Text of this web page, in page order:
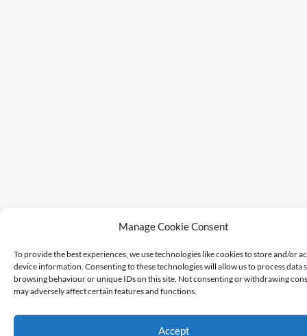
Manage Cookie Consent
To provide the best experiences, we use technologies like cookies to store and/or
device information. Consenting to these technologies will allow us to process data
browsing behaviour or unique IDs on this site. Not consenting or withdrawing
may adversely affect certain features and functions.
Accept